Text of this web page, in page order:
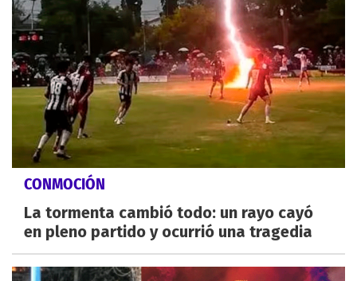
CONMOCIÓN
La tormenta cambió todo: un rayo cayó
en pleno partido y ocurrió una tragedia